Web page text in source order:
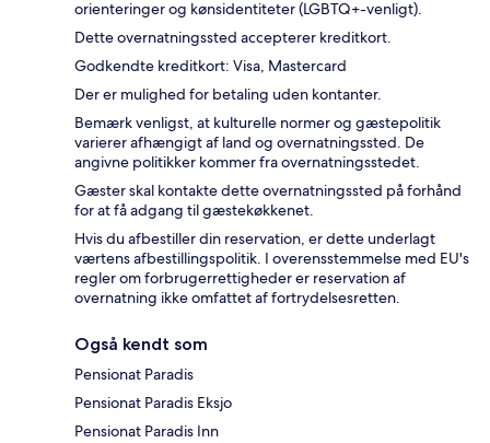
orienteringer og kønsidentiteter (LGBTQ+-venligt).
Dette overnatningssted accepterer kreditkort.
Godkendte kreditkort: Visa, Mastercard
Der er mulighed for betaling uden kontanter.
Bemærk venligst, at kulturelle normer og gæstepolitik
varierer afhængigt af land og overnatningssted. De
angivne politikker kommer fra overnatningsstedet.
Gæster skal kontakte dette overnatningssted på forhånd
for at få adgang til gæstekøkkenet.
Hvis du afbestiller din reservation, er dette underlagt
værtens afbestillingspolitik. I overensstemmelse med EU's
regler om forbrugerrettigheder er reservation af
overnatning ikke omfattet af fortrydelsesretten.
Også kendt som
Pensionat Paradis
Pensionat Paradis Eksjo
Pensionat Paradis Inn